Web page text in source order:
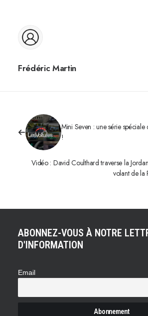
Frédéric Martin
Mini Seven : une série
!
Vidéo : David Coulthard traverse la
volant de la
ABONNEZ-VOUS À NOTRE
D'INFORMATION
Email